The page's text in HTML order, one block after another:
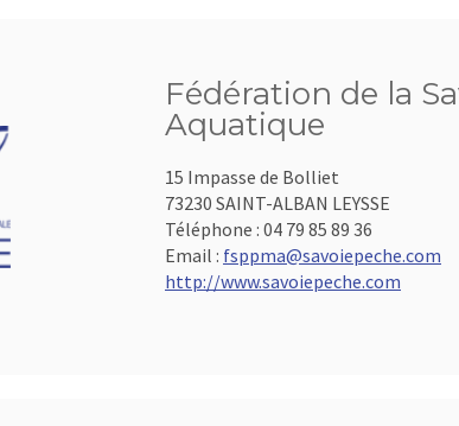
Fédération de la
Aquatique
15 Impasse de Bolliet
73230 SAINT-ALBAN LEYSSE
Téléphone : 04 79 85 89 36
Email : fsppma@savoiepeche.com
http://www.savoiepeche.com